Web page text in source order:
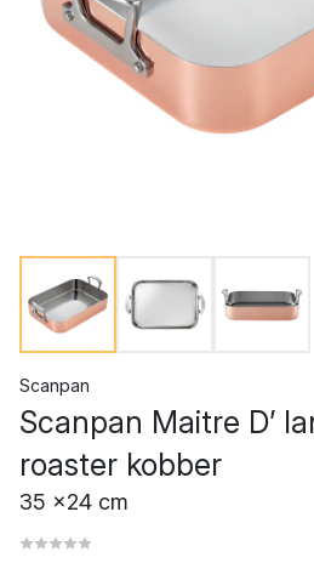
Scanpan
Scanpan Maitre D’
roaster kobber
35 x24 cm